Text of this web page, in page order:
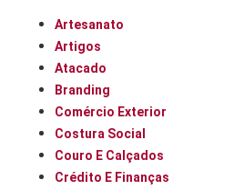
Artesanato
Artigos
Atacado
Branding
Comércio Exterior
Costura Social
Couro E Calçados
Crédito E Finanças